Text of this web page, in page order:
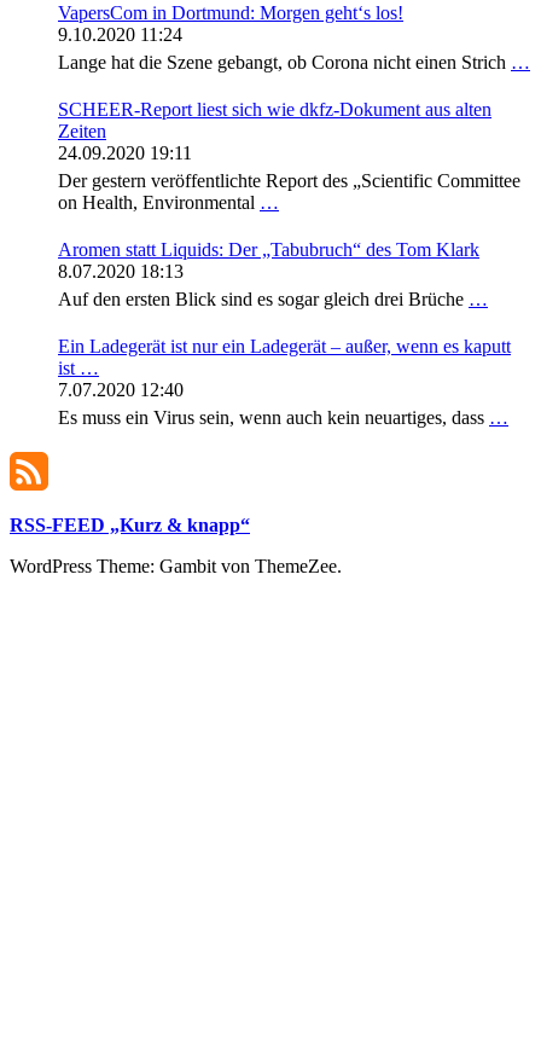
VapersCom in Dortmund: Morgen geht‘s los!
9.10.2020 11:24
Lange hat die Szene gebangt, ob Corona nicht einen Strich …
SCHEER-Report liest sich wie dkfz-Dokument aus alten
Zeiten
24.09.2020 19:11
Der gestern veröffentlichte Report des „Scientific Committee
on Health, Environmental …
Aromen statt Liquids: Der „Tabubruch“ des Tom Klark
8.07.2020 18:13
Auf den ersten Blick sind es sogar gleich drei Brüche …
Ein Ladegerät ist nur ein Ladegerät – außer, wenn es kaputt
ist …
7.07.2020 12:40
Es muss ein Virus sein, wenn auch kein neuartiges, dass …
RSS-FEED „Kurz & knapp“
WordPress Theme: Gambit von ThemeZee.